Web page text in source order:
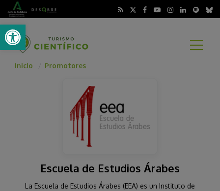
Abrir barra de herramientas
Inicio Promotores
Escuela de Estudios Árabes
La Escuela de Estudios Árabes (EEA) es un Instituto de